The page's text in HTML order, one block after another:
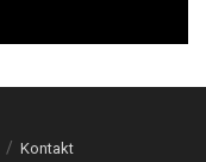
Kontakt